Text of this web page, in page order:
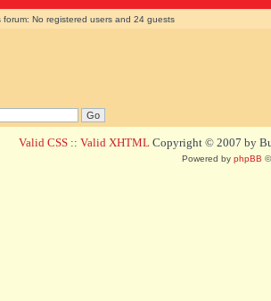
forum: No registered users and 24 guests
Valid CSS :: Valid XHTML Copyright © 2007 by
Powered by phpBB